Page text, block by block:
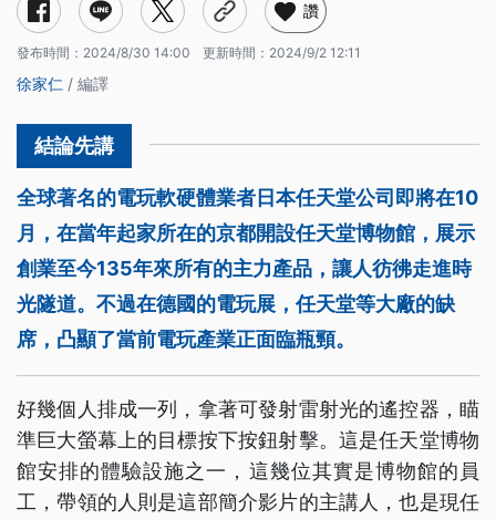
讚
發布時間： 2024/8/30 14:00 更新時間： 2024/9/2 12:11
徐家仁 / 編譯
全球著名的電玩軟硬體業者日本任天堂公司即將在10
月，在當年起家所在的京都開設任天堂博物館，展示
創業至今135年來所有的主力產品，讓人彷彿走進時
光隧道。不過在德國的電玩展，任天堂等大廠的缺
席，凸顯了當前電玩產業正面臨瓶頸。
好幾個人排成一列，拿著可發射雷射光的遙控器，瞄
準巨大螢幕上的目標按下按鈕射擊。這是任天堂博物
館安排的體驗設施之一，這幾位其實是博物館的員
工，帶領的人則是這部簡介影片的主講人，也是現任